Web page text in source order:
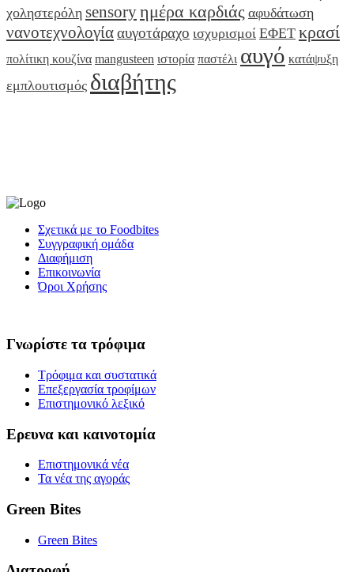
χοληστερόλη sensoryημέρα καρδιάς αφυδάτωση
νανοτεχνολογίααυγοτάραχο ισχυρισμοί ΕΦΕΤ κρασί
πολίτικη κουζίνα mangusteen ιστορία παστέλι αυγό κατάψυξη
εμπλουτισμός διαβήτης
Σχετικά με το Foodbites
Συγγραφική ομάδα
Διαφήμιση
Επικοινωνία
Όροι Χρήσης
Γνωρίστε τα τρόφιμα
Τρόφιμα και συστατικά
Επεξεργασία τροφίμων
Επιστημονικό λεξικό
Ερευνα και καινοτομία
Επιστημονικά νέα
Τα νέα της αγοράς
Green Bites
Green Bites